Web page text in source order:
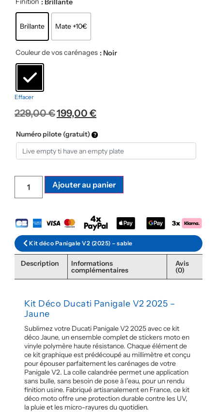
: Brillante
Brillante Mate +10€
Couleur de vos carénages : Noir
Effacer
229,00€199,00 €
Numéro pilote (gratuit)
Ajouter au panier
Kit déco Panigale V2 (2025) – sable
Description Informations
complémentaires
Avis
(0)
Kit Déco Ducati Panigale V2 2025 –
Jaune
Sublimez votre Ducati Panigale V2 2025 avec ce kit
déco Jaune, un ensemble complet de stickers moto en
vinyle polymère haute résistance. Chaque élément de
ce kit graphique est prédécoupé au millimètre et conçu
pour épouser parfaitement les carénages de votre
Panigale V2. La colle calandrée permet une application
sans bulle, sans besoin de pose à l’eau, pour un rendu
finition usine. Fabriqué artisanalement en France, ce kit
déco moto offre une protection durable contre les UV,
la pluie et les micro-rayures du quotidien.